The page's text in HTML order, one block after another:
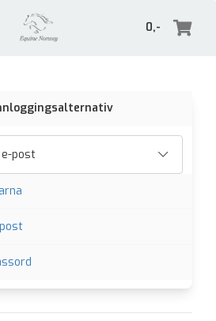
0,-
e-post
Trykk ENTER for å søke